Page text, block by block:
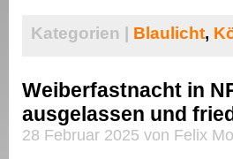
Kategorien | Blaulicht,
Weiberfastnacht in
ausgelassen und
28 Februar 2025 von Felix